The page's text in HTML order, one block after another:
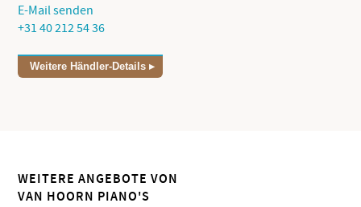
E-Mail senden
+31 40 212 54 36
Weitere Händler-Details
WEITERE ANGEBOTE VON
VAN HOORN PIANO'S